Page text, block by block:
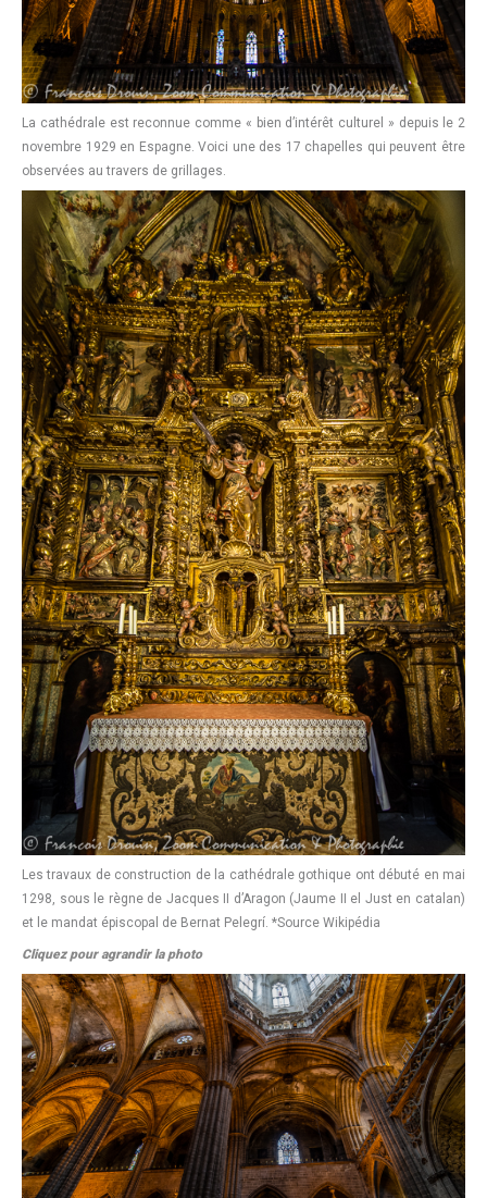
La cathédrale est reconnue comme « bien d’intérêt culturel » depuis le 2
novembre 1929 en Espagne. Voici une des 17 chapelles qui peuvent être
observées au travers de grillages.
Les travaux de construction de la cathédrale gothique ont débuté en mai
1298, sous le règne de Jacques II d’Aragon (Jaume II el Just en catalan)
et le mandat épiscopal de Bernat Pelegrí. *Source Wikipédia
Cliquez pour agrandir la photo